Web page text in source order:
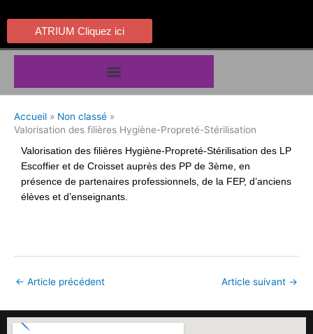
au
contenu
ATRIUM Cliquez ici
Accueil
Non classé
Valorisation des filières Hygiène-Propreté-Stérilisation
Valorisation des filières Hygiène-Propreté-Stérilisation des LP
Escoffier et de Croisset auprès des PP de 3ème, en
présence de partenaires professionnels, de la FEP, d’anciens
élèves et d’enseignants.
← Article précédent Article suivant →